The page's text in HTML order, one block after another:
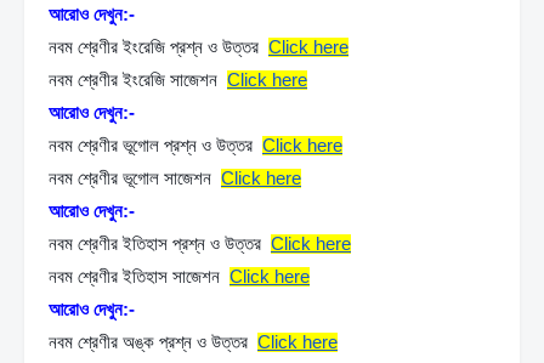
আরোও দেখুন:-
নবম শ্রেণীর ইংরেজি প্রশ্ন ও উত্তর Click here
নবম শ্রেণীর ইংরেজি সাজেশন Click here
আরোও দেখুন:-
নবম শ্রেণীর ভূগোল প্রশ্ন ও উত্তর Click here
নবম শ্রেণীর ভূগোল সাজেশন Click here
আরোও দেখুন:-
নবম শ্রেণীর ইতিহাস প্রশ্ন ও উত্তর Click here
নবম শ্রেণীর ইতিহাস সাজেশন Click here
আরোও দেখুন:-
নবম শ্রেণীর অঙ্ক প্রশ্ন ও উত্তর Click here